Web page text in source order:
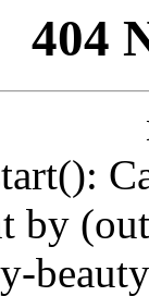
404
by